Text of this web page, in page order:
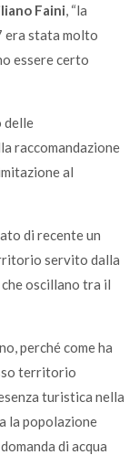
Faini, “la
era stata molto
essere certo
delle
raccomandazione
al
di recente un
servito dalla
oscillano tra il
perché come ha
territorio
turistica nella
la popolazione
di acqua